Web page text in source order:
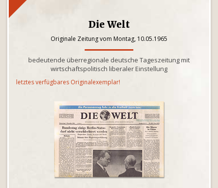
Die Welt
Originale Zeitung vom Montag, 10.05.1965
bedeutende überregionale deutsche Tageszeitung mit
wirtschaftspolitisch liberaler Einstellung
letztes verfügbares Originalexemplar!